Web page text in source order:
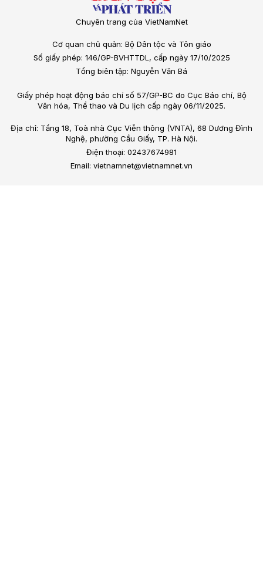
Chuyên trang của VietNamNet
Cơ quan chủ quản: Bộ Dân tộc và Tôn giáo
Số giấy phép: 146/GP-BVHTTDL, cấp ngày 17/10/2025
Tổng biên tập: Nguyễn Văn Bá
Giấy phép hoạt động báo chí số 57/GP-BC do Cục Báo chí, Bộ
Văn hóa, Thể thao và Du lịch cấp ngày 06/11/2025.
Địa chỉ: Tầng 18, Toà nhà Cục Viễn thông (VNTA), 68 Dương Đình
Nghệ, phường Cầu Giấy, TP. Hà Nội.
Điện thoại: 02437674981
Email: vietnamnet@vietnamnet.vn